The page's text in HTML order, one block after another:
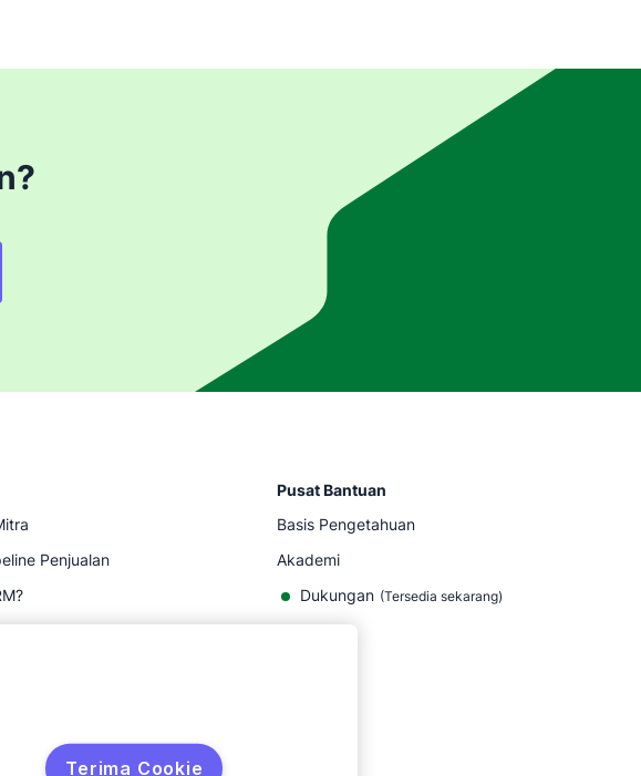
Penjualan
CRM
Pusat Bantuan
Basis Pengetahuan
Akademi
Dukungan (Tersedia sekarang)
Terima Cookie